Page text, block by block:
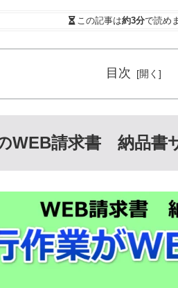
この記事は約3分で読め
目次
WEB請求書 納品書